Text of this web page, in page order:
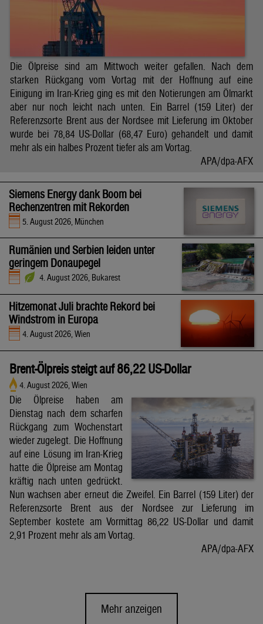
Die Ölpreise sind am Mittwoch weiter gefallen. Nach dem
starken Rückgang vom Vortag mit der Hoffnung auf eine
Einigung im Iran-Krieg ging es mit den Notierungen am Ölmarkt
aber nur noch leicht nach unten. Ein Barrel (159 Liter) der
Referenzsorte Brent aus der Nordsee mit Lieferung im Oktober
wurde bei 78,84 US-Dollar (68,47 Euro) gehandelt und damit
mehr als ein halbes Prozent tiefer als am Vortag.
APA/dpa-AFX
Siemens Energy dank Boom bei
Rechenzentren mit Rekorden
5. August 2026, München
Rumänien und Serbien leiden unter
geringem Donaupegel
4. August 2026, Bukarest
Hitzemonat Juli brachte Rekord bei
Windstrom in Europa
4. August 2026, Wien
Brent-Ölpreis steigt auf 86,22 US-Dollar
4. August 2026, Wien
Die Ölpreise haben am
Dienstag nach dem scharfen
Rückgang zum Wochenstart
wieder zugelegt. Die Hoffnung
auf eine Lösung im Iran-Krieg
hatte die Ölpreise am Montag
kräftig nach unten gedrückt.
Nun wachsen aber erneut die Zweifel. Ein Barrel (159 Liter) der
Referenzsorte Brent aus der Nordsee zur Lieferung im
September kostete am Vormittag 86,22 US-Dollar und damit
2,91 Prozent mehr als am Vortag.
APA/dpa-AFX
Mehr anzeigen